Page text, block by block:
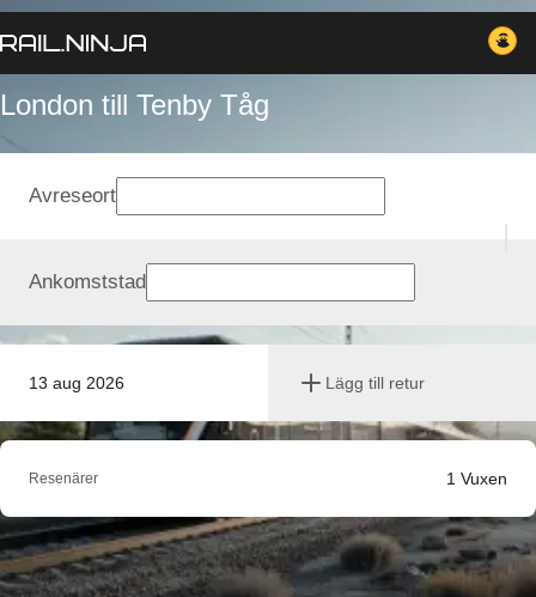
London till Tenby Tåg
13 aug 2026 Lägg till retur
Avreseort
Ankomststad
Resenärer 1 Vuxen